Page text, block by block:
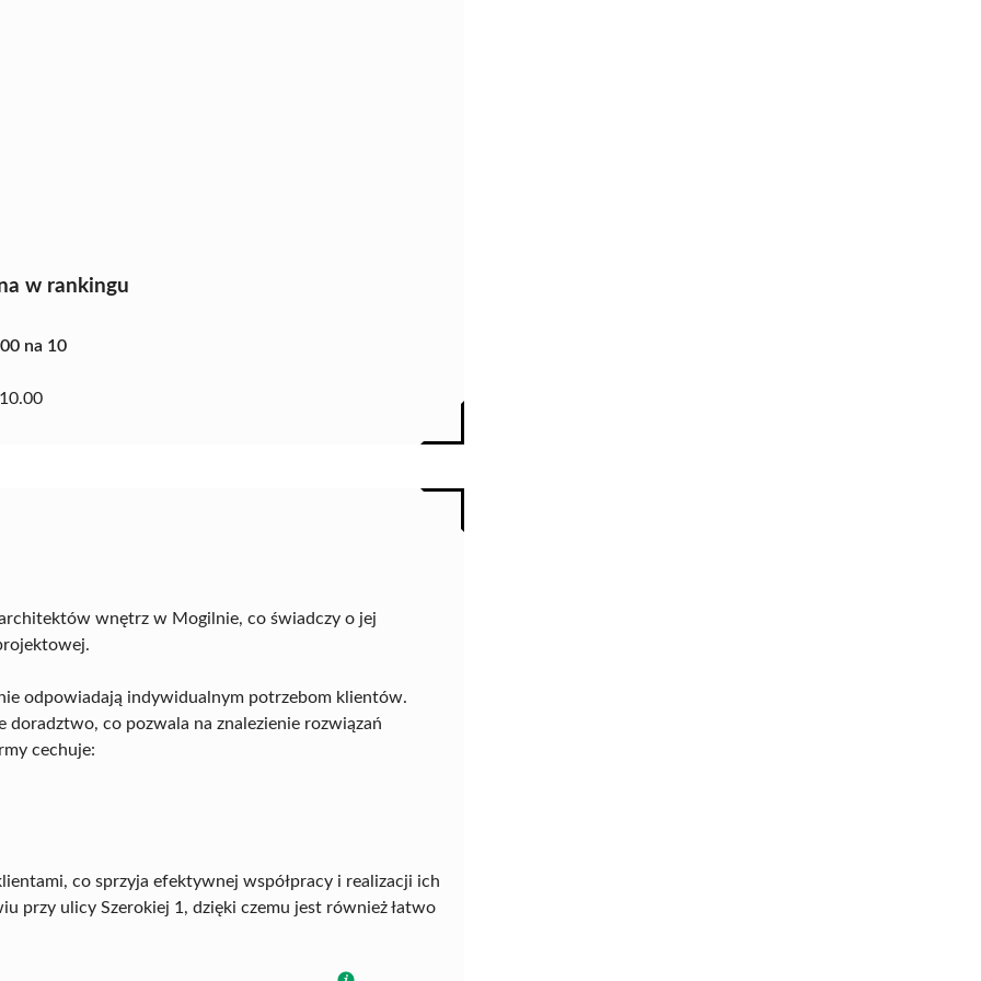
w rankingu
na 10
10.00
wnętrz w Mogilnie, co świadczy o jej
odpowiadają indywidualnym potrzebom klientów.
doradztwo, co pozwala na znalezienie rozwiązań
cechuje:
co sprzyja efektywnej współpracy i realizacji ich
przy ulicy Szerokiej 1, dzięki czemu jest również łatwo